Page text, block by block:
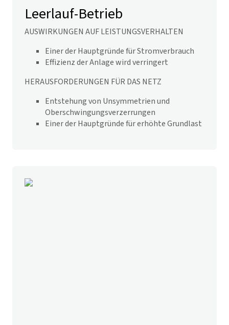
Leerlauf-Betrieb
AUSWIRKUNGEN AUF LEISTUNGSVERHALTEN
Einer der Hauptgründe für Stromverbrauch
Effizienz der Anlage wird verringert
HERAUSFORDERUNGEN FÜR DAS NETZ
Entstehung von Unsymmetrien und
Oberschwingungsverzerrungen
Einer der Hauptgründe für erhöhte Grundlast